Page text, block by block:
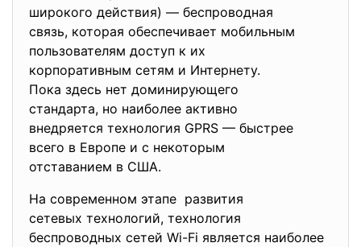
широкого действия) — беспроводная
связь, которая обеспечивает мобильным
пользователям доступ к их
корпоративным сетям и Интернету.
Пока здесь нет доминирующего
стандарта, но наиболее активно
внедряется технология GPRS — быстрее
всего в Европе и с некоторым
отставанием в США.
На современном этапе развития
сетевых технологий, технология
беспроводных сетей Wi-Fi является наиболее